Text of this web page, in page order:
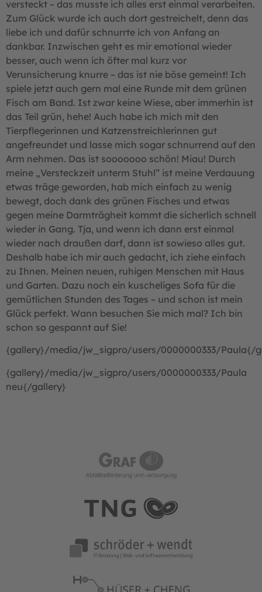
versteckt – das musste ich alles erst einmal verarbeiten.
Zum Glück wurde ich auch dort gestreichelt, denn das
liebe ich und dafür schnurrte ich von Anfang an
dankbar. Inzwischen geht es mir emotional wieder
besser, auch wenn ich öfter mal kurz vor
Verunsicherung knurre – das ist nie böse gemeint! Ich
spiele jetzt auch gern mal eine Runde mit dem grünen
Fisch am Band. Ist zwar keine Wiese, aber immerhin ist
das Teil grün, hehe! Auch habe ich mich mit den
Tierpflegerinnen und Katzenstreichlerinnen gut
angefreundet und lasse mich sogar schnurrend auf den
Arm nehmen. Das ist sooooooo schön! Miau! Durch
meine „Versteckzeit unterm Stuhl” ist meine Verdauung
etwas träge geworden, hab mich einfach zu wenig
bewegt, doch dank des grünen Fisches und etwas
gegen meine Darmträgheit kommt die sicherlich schnell
wieder in Gang. Tja, und wenn ich dann erst einmal
wieder nach draußen darf, dann ist sowieso alles gut.
Deshalb habe ich mir auch gedacht, ich ziehe einfach
zu Ihnen. Meinen neuen, ruhigen Menschen mit Haus
und Garten. Dazu noch ein kuscheliges Sofa für die
gemütlichen Stunden des Tages – und schon ist mein
Glück perfekt. Wann besuchen Sie mich mal? Ich bin
schon so gespannt auf Sie!
{gallery}/media/jw_sigpro/users/0000000333/Paula{/
{gallery}/media/jw_sigpro/users/0000000333/Paula
neu{/gallery}